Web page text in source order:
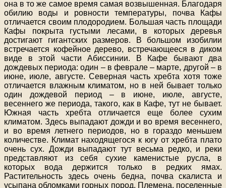
она в то же самое время самая возвышенная. Благодаря
обилию воды и ровности температуры, почва Кафы
отличается своим плодородием. Большая часть площади
Кафы покрыта густыми лесами, в которых деревья
достигают гигантских размеров. В большом изобилии
встречается кофейное дерево, встречающееся в диком
виде в этой части Абиссинии. В Кафе бывают два
дождевых периода: один – в феврале – марте, другой – в
июне, июле, августе. Северная часть хребта хотя тоже
отличается влажным климатом, но в ней бывает только
один дождевой период – в июне, июле, августе,
весеннего же периода, такого, как в Кафе, тут не бывает.
Южная часть хребта отличается еще более сухим
климатом. Здесь выпадают дожди и во время весеннего,
и во время летнего периодов, но в гораздо меньшем
количестве. Климат находящегося к югу от хребта плато
очень сух. Дожди выпадают тут весьма редко, и реки
представляют из себя сухие каменистые русла, в
которых вода держится только в редких ямах.
Растительность здесь очень бедна, почва скалиста и
усыпана обломками горных пород. Племена, поселенные